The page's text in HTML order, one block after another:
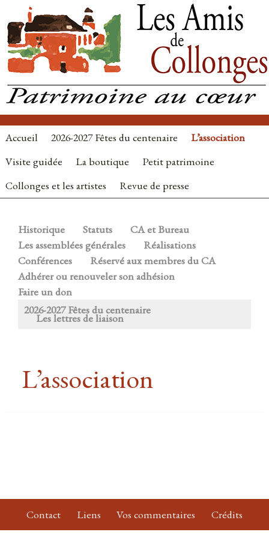
Accueil 2026-2027 Fêtes du centenaire
L’association
Visite guidée
La boutique
Petit patrimoine
Collonges et les artistes
Revue de presse
Historique Statuts
CA et Bureau
Les assemblées générales
Réalisations
Conférences
Réservé aux membres du CA
Adhérer ou renouveler son adhésion
Faire un don
2026-2027 Fêtes du centenaire
Les lettres de liaison
L’association
Contact Liens Vos commentaires Crédits